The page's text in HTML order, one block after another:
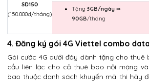
SD150
(150.000đ/tháng)
Tặng 3GB/ngày ⇒
90GB/tháng
4. Đăng ký gói 4G Viettel combo
Gói cước 4G dưới đây dành tặng cho thuê
cầu liên lạc cho cả thuê bao nội mạng
bao thuộc danh sách khuyến mãi thì hãy